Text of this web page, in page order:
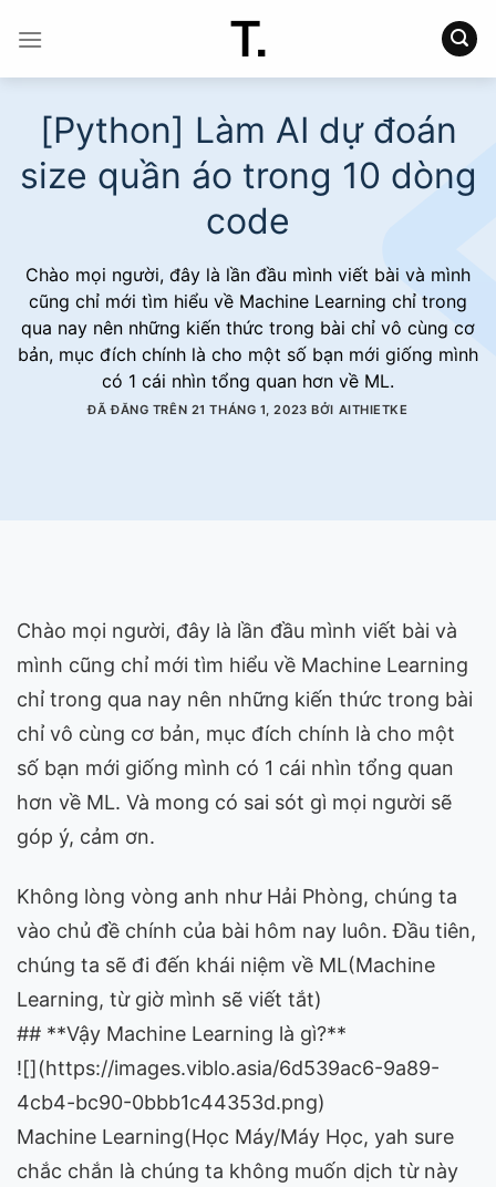
đến
[Python] Làm AI dự đoán
size quần áo trong 10 dòng
code
Chào mọi người, đây là lần đầu mình viết bài và mình
cũng chỉ mới tìm hiểu về Machine Learning chỉ trong
qua nay nên những kiến thức trong bài chỉ vô cùng cơ
bản, mục đích chính là cho một số bạn mới giống mình
có 1 cái nhìn tổng quan hơn về ML.
ĐÃ ĐĂNG TRÊN 21 THÁNG 1, 2023 BỞI AITHIETKE
Chào mọi người, đây là lần đầu mình viết bài và
mình cũng chỉ mới tìm hiểu về Machine Learning
chỉ trong qua nay nên những kiến thức trong bài
chỉ vô cùng cơ bản, mục đích chính là cho một
số bạn mới giống mình có 1 cái nhìn tổng quan
hơn về ML. Và mong có sai sót gì mọi người sẽ
góp ý, cảm ơn.
Không lòng vòng anh như Hải Phòng, chúng ta
vào chủ đề chính của bài hôm nay luôn. Đầu tiên,
chúng ta sẽ đi đến khái niệm về ML(Machine
Learning, từ giờ mình sẽ viết tắt)
## **Vậy Machine Learning là gì?**
![](https://images.viblo.asia/6d539ac6-9a89-
4cb4-bc90-0bbb1c44353d.png)
Machine Learning(Học Máy/Máy Học, yah sure
chắc chắn là chúng ta không muốn dịch từ này